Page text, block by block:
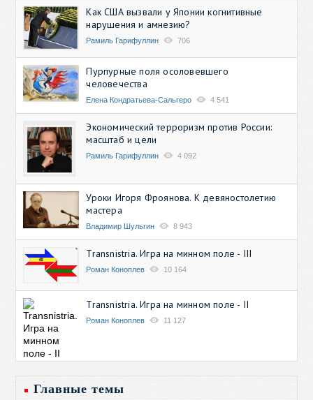
Как США вызвали у Японии когнитивные
нарушения и амнезию?
Рамиль Гарифуллин 706
Пурпурные поля осоловевшего
человечества
Елена Кондратьева-Сальгеро 4 541
Экономический терроризм против России:
масштаб и цели
Рамиль Гарифуллин 4 092
Уроки Игоря Фроянова. К девяностолетию
мастера
Владимир Шульгин 8 943
Transnistria. Игра на минном поле - III
Роман Коноплев 10 164
Transnistria. Игра на минном поле - II
Роман Коноплев 11 127
Главные темы